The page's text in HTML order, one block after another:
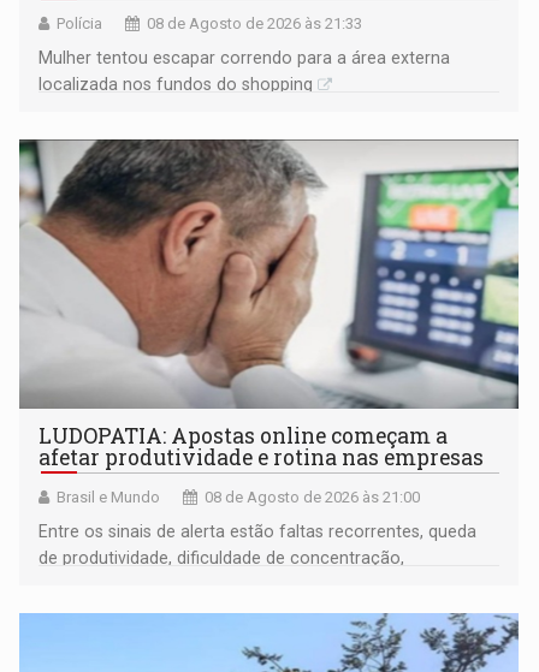
Polícia 08 de Agosto de 2026 às 21:33
Mulher tentou escapar correndo para a área externa
localizada nos fundos do shopping
LUDOPATIA: Apostas online começam a
afetar produtividade e rotina nas empresas
Brasil e Mundo 08 de Agosto de 2026 às 21:00
Entre os sinais de alerta estão faltas recorrentes, queda
de produtividade, dificuldade de concentração,